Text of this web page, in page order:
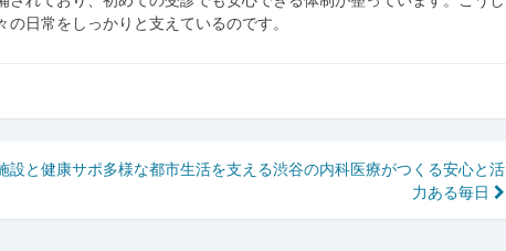
日常をしっかりと支えているのです。
設と健康サポ多様な都市生活を支える渋谷の内科医療がつくる安心と活
力ある毎日